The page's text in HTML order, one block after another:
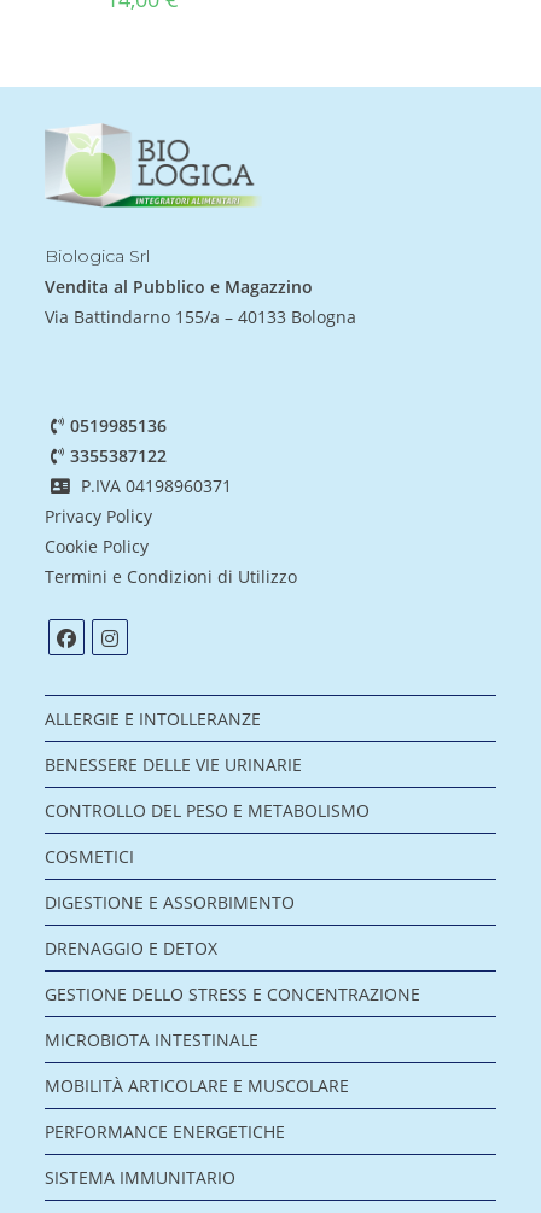
Biologica Srl
Vendita al Pubblico e Magazzino
Via Battindarno 155/a – 40133 Bologna
0519985136
3355387122
P.IVA 04198960371
Privacy Policy
Cookie Policy
Termini e Condizioni di Utilizzo
ALLERGIE E INTOLLERANZE
BENESSERE DELLE VIE URINARIE
CONTROLLO DEL PESO E METABOLISMO
COSMETICI
DIGESTIONE E ASSORBIMENTO
DRENAGGIO E DETOX
GESTIONE DELLO STRESS E CONCENTRAZIONE
MICROBIOTA INTESTINALE
MOBILITÀ ARTICOLARE E MUSCOLARE
PERFORMANCE ENERGETICHE
SISTEMA IMMUNITARIO